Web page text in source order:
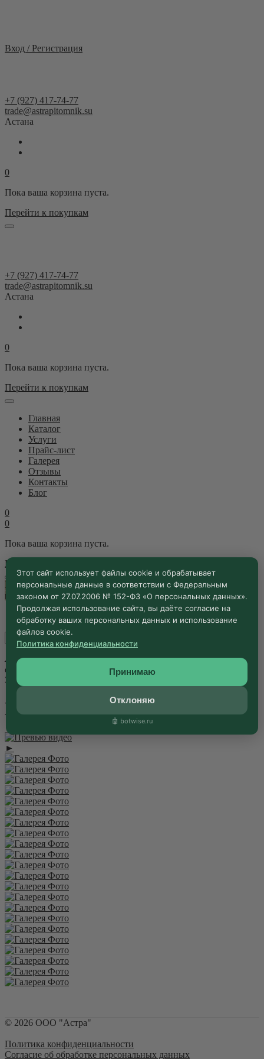
Вход / Регистрация
+7 (927) 417-74-77
trade@astrapitomnik.su
Астана
0
Пока ваша корзина пуста.
Перейти к покупкам
+7 (927) 417-74-77
trade@astrapitomnik.su
Астана
0
Пока ваша корзина пуста.
Перейти к покупкам
Главная
Каталог
Услуги
Прайс-лист
Галерея
Отзывы
Контакты
Блог
0
0
Пока ваша корзина пуста.
Перейти к покупкам
Хотите получить специальные условия? Укажите Ваш номер,
мы перезвоним Ваш номер телефона
Я даю согласие на сбор и обработку моих персональных
данных.
Политика конфиденциальности
Закрыть
Галерея
►
© 2026 ООО "Астра"
Политика конфиденциальности
Согласие об обработке персональных данных
Этот сайт использует файлы cookie и обрабатывает
персональные данные в соответствии с Федеральным
законом от 27.07.2006 № 152-ФЗ «О персональных данных».
Продолжая использование сайта, вы даёте согласие на
обработку ваших персональных данных и использование
файлов cookie.
Политика конфиденциальности
Принимаю
Отклоняю
🤖 botwise.ru